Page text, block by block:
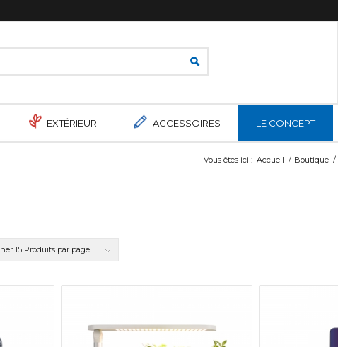
EXTÉRIEUR ACCESSOIRES LE CONCEPT
Vous êtes ici : Accueil / Boutique /
15 Produits par page